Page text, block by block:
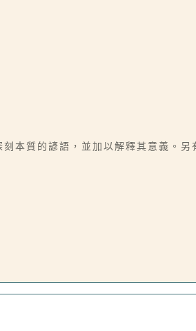
本質的諺語，並加以解釋其意義。